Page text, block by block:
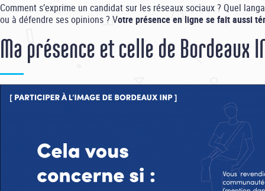
Comment s’exprime un candidat sur les réseaux sociaux ? Quel
ou à défendre ses opinions ? Votre présence en ligne se fait aussi
Ma présence et celle de Bordeaux